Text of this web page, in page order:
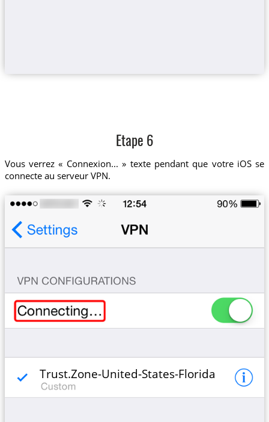
Etape 6
Vous verrez « Connexion... » texte pendant que votre iOS se
connecte au serveur VPN.
Trust.Zone-United-States-Florida